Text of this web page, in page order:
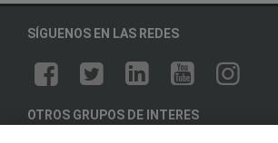
SÍGUENOS EN LAS REDES
OTROS GRUPOS DE INTERES